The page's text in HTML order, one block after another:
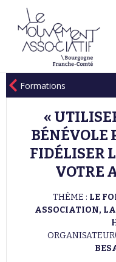
Formations
«
BÉNÉVOLE
FIDÉLISER
VOTRE
THÈME : LE
ASSOCIATION, LA